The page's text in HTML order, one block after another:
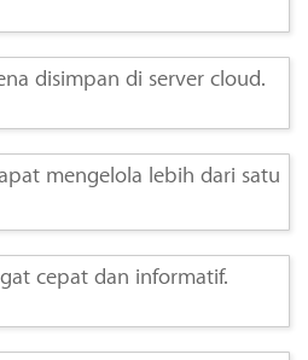
disimpan di server cloud.
mengelola lebih dari satu
cepat dan informatif.